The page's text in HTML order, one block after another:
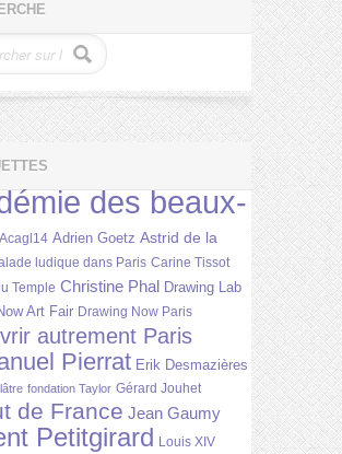
des beaux-
Acagl14 Adrien Goetz Astrid de la
ludique dans Paris Carine Tissot
Temple Christine Phal Drawing Lab
Art Fair Drawing Now Paris
autrement Paris
Pierrat Erik Desmazières
fondation Taylor Gérard Jouhet
de France Jean Gaumy
Petitgirard Louis XIV